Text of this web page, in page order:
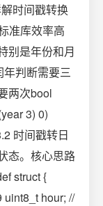
时间戳转换
准库效率高
别是年份和月
判断需要三
两次bool
3) 0)
时间戳转日
态。核心思路
struct {
uint8_t hour; //